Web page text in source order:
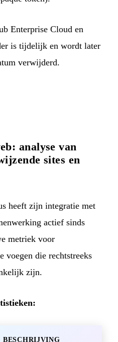
Enterprise Cloud en
is tijdelijk en wordt later
verwijderd.
analyse van
sites en
heeft zijn integratie met
actief sinds
metriek voor
voegen die rechtstreeks
zijn.
BESCHRIJVING